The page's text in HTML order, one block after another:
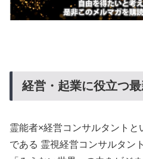
経営・起業に役立つ
霊能者×経営コンサルタント
である 霊視経営コンサルタン